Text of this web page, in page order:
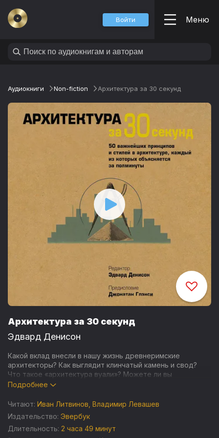
Войти Меню
Аудиокниги Non-fiction Архитектура за 30 секунд
Архитектура за 30 секунд
Эдвард Денисон
Какой вклад внесли в нашу жизнь древнеримские
архитекторы? Как выглядит клинчатый камень и свод?
Что такое «архитектура вуали»? Можете ли вы
объяснить, чем отличается ар-нуво от ар-деко? Кто был
инновациям, теориям, стилям и развитию архитектуры и
до культовых современных зданий, – снабдят вас
необходимыми ответами и послужат внушительным
Подробнее
Читают: Иван Литвинов Владимир Левашев
Издательство: Эвербук
Длительность: 2 часа 49 минут